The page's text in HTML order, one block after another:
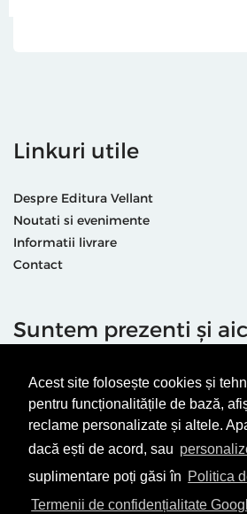
Acest site folosește cookies și
pentru funcționalitățile de bază,
reclame personalizate și altele.
dacă ești de acord, sau
suplimentare poți găsi în Politica
Termenii de confidențialitate
Linkuri utile
Despre Editura Vellant
Noutati si evenimente
Informatii livrare
Contact
Suntem prezenti și
Termeni & condiții
Politică de
Politică de Confidențialitate
ANPC